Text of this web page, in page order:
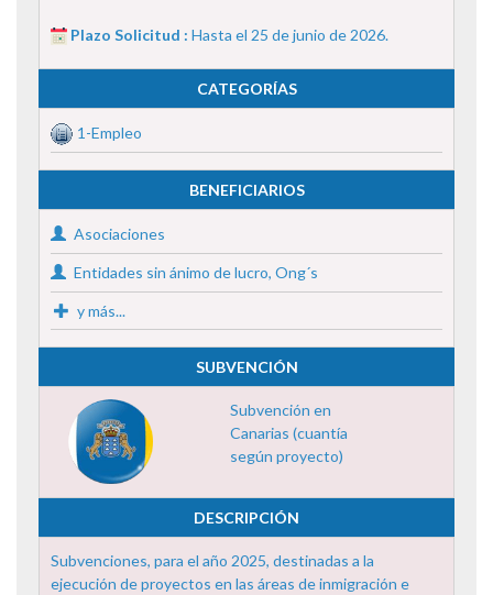
Plazo Solicitud : Hasta el 25 de junio de 2026.
CATEGORÍAS
1-Empleo
BENEFICIARIOS
Asociaciones
Entidades sin ánimo de lucro, Ong´s
y más...
SUBVENCIÓN
Subvención en
Canarias (cuantía
según proyecto)
DESCRIPCIÓN
Subvenciones, para el año 2025, destinadas a la
ejecución de proyectos en las áreas de inmigración e